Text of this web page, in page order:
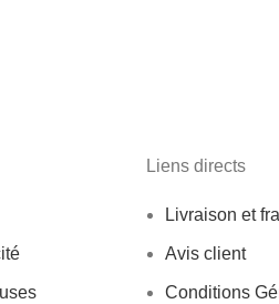
Liens directs
Livraison et
Avis client
Conditions